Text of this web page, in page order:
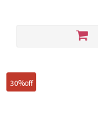
30%off